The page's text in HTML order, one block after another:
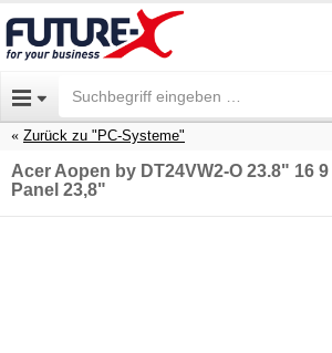
Zurück zu "PC-Systeme"
Acer Aopen by DT24VW2-O 23.8" 16
Panel 23,8"